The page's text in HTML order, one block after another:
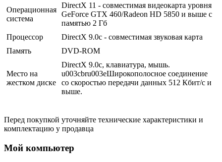
Операционная
система
DirectX 11 - совместимая видеокарта уровня
GeForce GTX 460/Radeon HD 5850 и выше с
памятью 2 Гб
Процессор
DirectX 9.0c - совместимая звуковая карта
Память
DVD-ROM
Место на
жестком диске
DirectX 9.0с, клавиатура, мышь.
u003cbru003eШирокополосное соединение
со скоростью передачи данных 512 Кбит/с и
выше.
Перед покупкой уточняйте технические характеристики и
комплектацию у продавца
Мой компьютер